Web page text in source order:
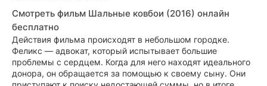
Смотреть фильм Шальные ковбои (2016) онлайн
бесплатно
Действия фильма происходят в небольшом городке.
Феликс — адвокат, который испытывает большие
проблемы с сердцем. Когда для него находят идеального
донора, он обращается за помощью к своему сыну. Они